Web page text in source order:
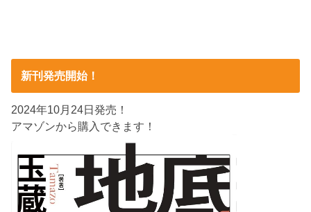
新刊発売開始！
2024年10月24日発売！
アマゾンから購入できます！